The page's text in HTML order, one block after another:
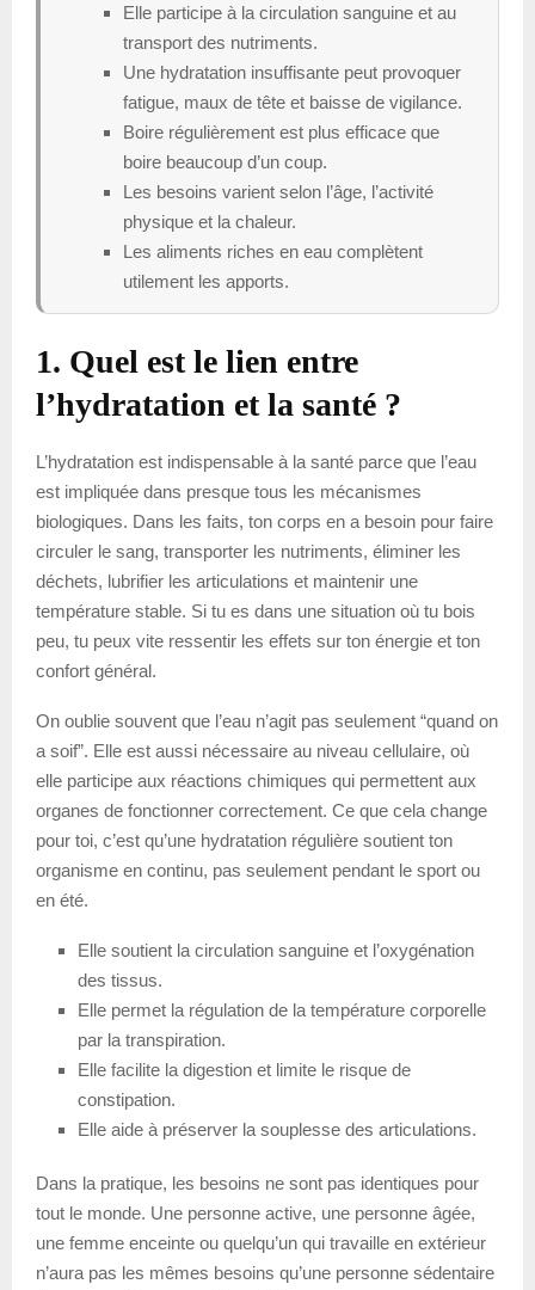
Elle participe à la circulation sanguine et au
transport des nutriments.
Une hydratation insuffisante peut provoquer
fatigue, maux de tête et baisse de vigilance.
Boire régulièrement est plus efficace que
boire beaucoup d’un coup.
Les besoins varient selon l’âge, l’activité
physique et la chaleur.
Les aliments riches en eau complètent
utilement les apports.
1. Quel est le lien entre
l’hydratation et la santé ?
L’hydratation est indispensable à la santé parce que l’eau
est impliquée dans presque tous les mécanismes
biologiques. Dans les faits, ton corps en a besoin pour faire
circuler le sang, transporter les nutriments, éliminer les
déchets, lubrifier les articulations et maintenir une
température stable. Si tu es dans une situation où tu bois
peu, tu peux vite ressentir les effets sur ton énergie et ton
confort général.
On oublie souvent que l’eau n’agit pas seulement “quand on
a soif”. Elle est aussi nécessaire au niveau cellulaire, où
elle participe aux réactions chimiques qui permettent aux
organes de fonctionner correctement. Ce que cela change
pour toi, c’est qu’une hydratation régulière soutient ton
organisme en continu, pas seulement pendant le sport ou
en été.
Elle soutient la circulation sanguine et l’oxygénation
des tissus.
Elle permet la régulation de la température corporelle
par la transpiration.
Elle facilite la digestion et limite le risque de
constipation.
Elle aide à préserver la souplesse des articulations.
Dans la pratique, les besoins ne sont pas identiques pour
tout le monde. Une personne active, une personne âgée,
une femme enceinte ou quelqu’un qui travaille en extérieur
n’aura pas les mêmes besoins qu’une personne sédentaire